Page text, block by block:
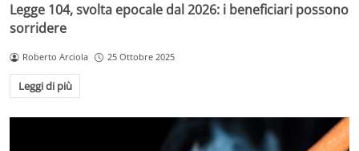
Legge 104, svolta epocale dal 2026: i beneficiari possono
sorridere
Roberto Arciola 25 Ottobre 2025
Leggi di più